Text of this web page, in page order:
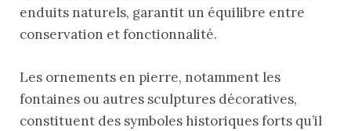
enduits naturels, garantit un équilibre entre
conservation et fonctionnalité.
Les ornements en pierre, notamment les
fontaines ou autres sculptures décoratives,
constituent des symboles historiques forts qu’il